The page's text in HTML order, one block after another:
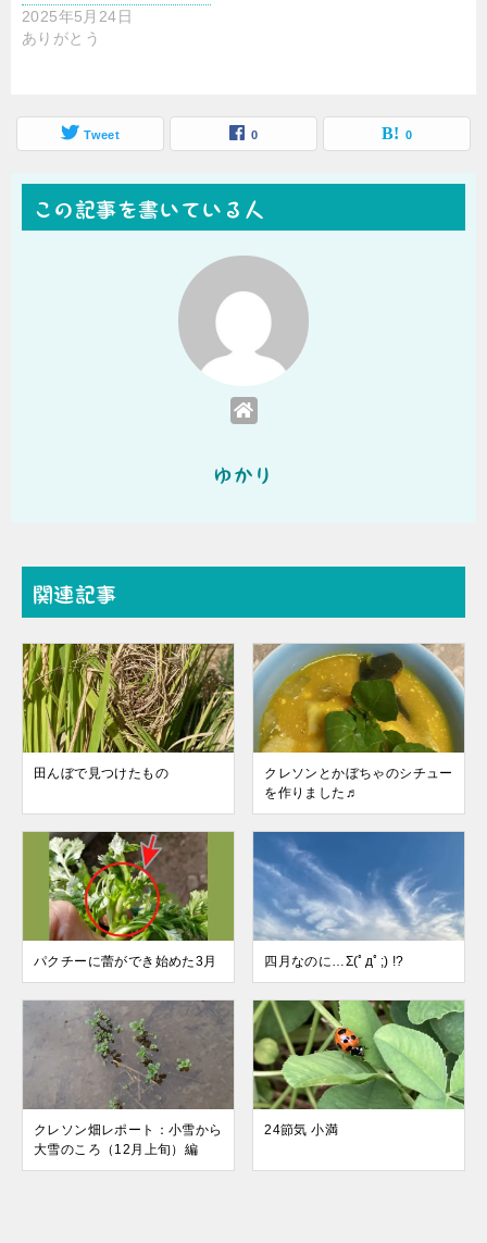
2025年5月24日
ありがとう
Tweet 0 0
この記事を書いている人
ゆかり
関連記事
田んぼで見つけたもの
クレソンとかぼちゃのシチュー
を作りました♬
パクチーに蕾ができ始めた3月 四月なのに…Σ(ﾟдﾟ;) !?
クレソン畑レポート：小雪から
大雪のころ（12月上旬）編
24節気 小満